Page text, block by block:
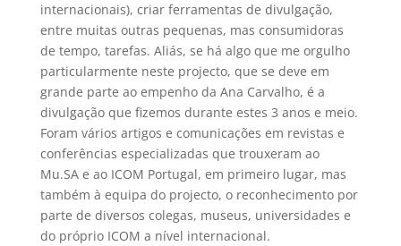
internacionais), criar ferramentas de divulgação,
entre muitas outras pequenas, mas consumidoras
de tempo, tarefas. Aliás, se há algo que me orgulho
particularmente neste projecto, que se deve em
grande parte ao empenho da Ana Carvalho, é a
divulgação que fizemos durante estes 3 anos e meio.
Foram vários artigos e comunicações em revistas e
conferências especializadas que trouxeram ao
Mu.SA e ao ICOM Portugal, em primeiro lugar, mas
também à equipa do projecto, o reconhecimento por
parte de diversos colegas, museus, universidades e
do próprio ICOM a nível internacional.